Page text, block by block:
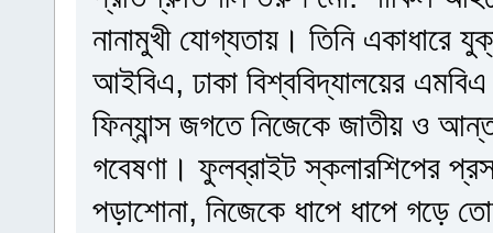
নানামুখী যোগ্যতায়। তিনি একাধারে
আইবিএ, ঢাকা বিশ্ববিদ্যালয়ের এমবিএ
ফিন্যান্স জগতে নিজেকে জাতীয় ও
গবেষণা। ফুলব্রাইট স্কলারশিপের
পড়াশোনা, নিজেকে ধাপে ধাপে গড়ে